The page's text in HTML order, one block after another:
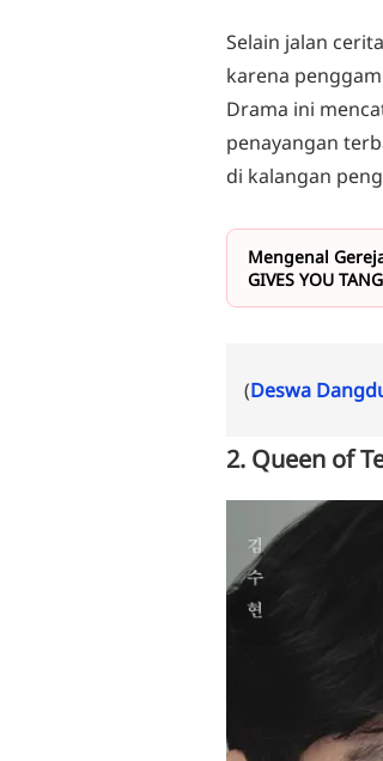
Selain jalan
karena
Drama ini
penayangan
di kalangan
Mengenal
GIVES YOU
(Deswa
2. Queen of